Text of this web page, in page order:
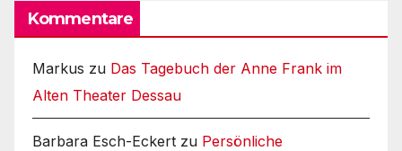
Kommentare
Markus zu Das Tagebuch der Anne Frank im
Alten Theater Dessau
Barbara Esch-Eckert zu Persönliche